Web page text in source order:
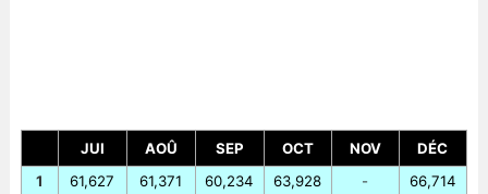
JUI AOÛ SEP OCT NOV
DÉC
1
61,627
61,371
60,234
63,928
-
66,714